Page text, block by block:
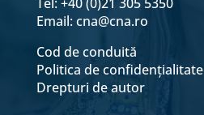
Email: cna@cna.ro
Cod de conduită
Politica de confidențialitate
Drepturi de autor